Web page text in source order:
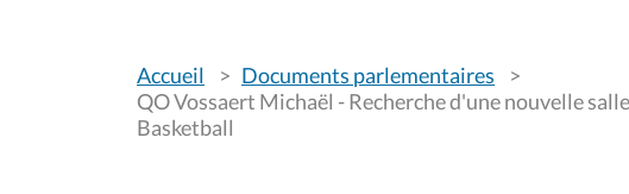
o
u
s
ê
Accueil
Documents parlementaires
QO Vossaert Michaël - Recherche d'une nouvelle
Basketball